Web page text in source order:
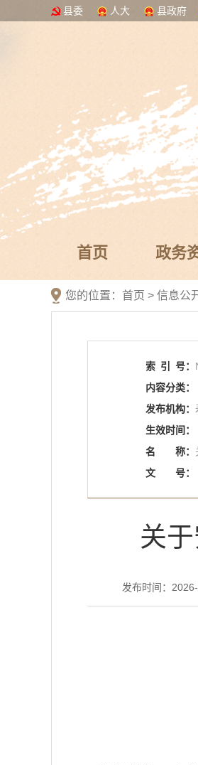
县委 人大 县政府
首页 政务
您的位置： 首页 > 信息公
索 引 号：
内容分类：
发布机构：
生效时间：
名
称：
文
号：
关
发布时间：